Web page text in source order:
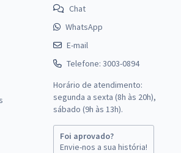
Comprar
do Maranhão - Técnico de Tecnologia
à vista
R$29,99
Economize R$ 89,96 (-20%)
Comprar
Chat
WhatsApp
E-mail
Telefone: 3003-0894
Horário de atendimento:
segunda a sexta (8h às 20h),
sábado (9h às 13h).
Foi aprovado?
Envie-nos a sua história!